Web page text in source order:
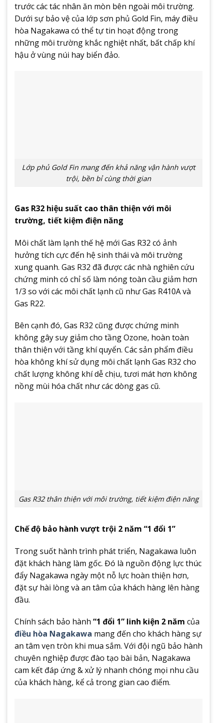
trước các tác nhân ăn mòn bên ngoài môi trường.
Dưới sự bảo vệ của lớp sơn phủ Gold Fin, máy điều
hòa Nagakawa có thể tự tin hoạt động trong
những môi trường khắc nghiệt nhất, bất chấp khí
hậu ở vùng núi hay biển đảo.
Lớp phủ Gold Fin mang đến khả năng vận hành vượt
trội, bền bỉ cùng thời gian
Gas R32 hiệu suất cao thân thiện với môi
trường, tiết kiệm điện năng
Môi chất làm lạnh thế hệ mới Gas R32 có ảnh
hưởng tích cực đến hệ sinh thái và môi trường
xung quanh. Gas R32 đã được các nhà nghiên cứu
chứng minh có chỉ số làm nóng toàn cầu giảm hơn
1/3 so với các môi chất lạnh cũ như Gas R410A và
Gas R22.
Bên cạnh đó, Gas R32 cũng được chứng minh
không gây suy giảm cho tầng Ozone, hoàn toàn
thân thiện với tầng khí quyển. Các sản phẩm điều
hòa không khí sử dụng môi chất lạnh Gas R32 cho
chất lượng không khí dễ chịu, tươi mát hơn không
nồng mùi hóa chất như các dòng gas cũ.
Gas R32 thân thiện với môi trường, tiết kiệm điện năng
Chế độ bảo hành vượt trội 2 năm “1 đổi 1”
Trong suốt hành trình phát triển, Nagakawa luôn
đặt khách hàng làm gốc. Đó là nguồn động lực thúc
đẩy Nagakawa ngày một nỗ lực hoàn thiện hơn,
đặt sự hài lòng và an tâm của khách hàng lên hàng
đầu.
Chính sách bảo hành “1 đổi 1” linh kiện 2 năm của
điều hòa Nagakawa mang đến cho khách hàng sự
an tâm vẹn tròn khi mua sắm. Với đội ngũ bảo hành
chuyên nghiệp được đào tạo bài bản, Nagakawa
cam kết đáp ứng & xử lý nhanh chóng mọi nhu cầu
của khách hàng, kể cả trong gian cao điểm.